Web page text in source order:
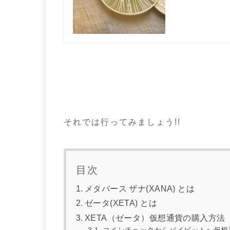
それでは行ってみましょう!!
目次
メタバース ザナ(XANA) とは
ゼータ(XETA) とは
XETA（ゼータ）仮想通貨の購入方法